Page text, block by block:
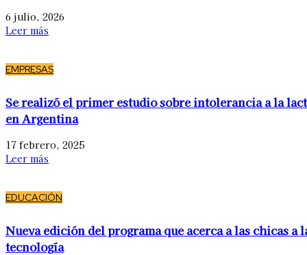
6 julio, 2026
Leer más
EMPRESAS
Se realizó el primer estudio sobre intolerancia a la
en Argentina
17 febrero, 2025
Leer más
EDUCACIÓN
Nueva edición del programa que acerca a las chicas a
tecnología